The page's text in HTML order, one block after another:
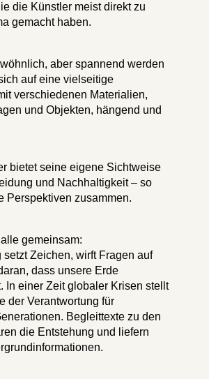
die Künstler meist direkt zu
gemacht haben.
aber spannend werden
auf eine vielseitige
verschiedenen Materialien,
und Objekten, hängend und
bietet seine eigene Sichtweise
und Nachhaltigkeit – so
Perspektiven zusammen.
gemeinsam:
setzt Zeichen, wirft Fragen auf
dass unsere Erde
In einer Zeit globaler Krisen stellt
der Verantwortung für
Begleittexte zu den
die Entstehung und liefern